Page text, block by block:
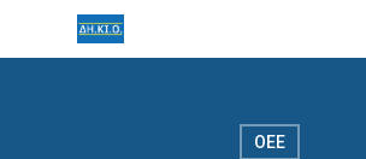
ΟΕΕ